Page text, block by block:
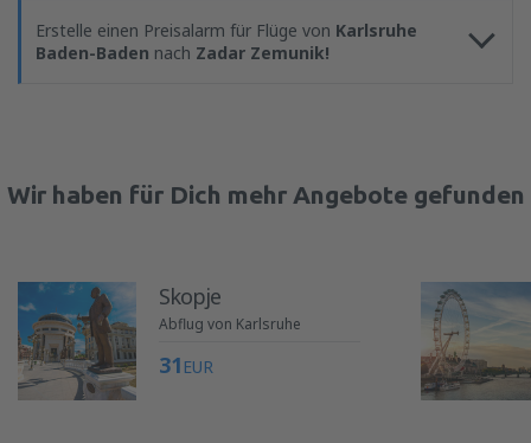
Erstelle einen Preisalarm für Flüge von Karlsruhe
Baden-Baden nach Zadar Zemunik!
Wir haben für Dich mehr Angebote gefunden
Skopje
Abflug von Karlsruhe
31 EUR